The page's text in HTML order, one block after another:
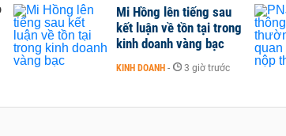
Mi Hồng lên tiếng sau
kết luận về tồn tại trong
kinh doanh vàng bạc
KINH DOANH - 3 giờ trước